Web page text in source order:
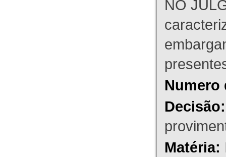
NO
Numero
Decisão:
Matéria: